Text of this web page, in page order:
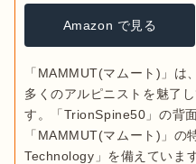
Amazon で見る
「MAMMUT(マムート)」は
多くのアルピニストを魅了
す。「TrionSpine50」の背
「MAMMUT(マムート)」
Technology」を備えていま